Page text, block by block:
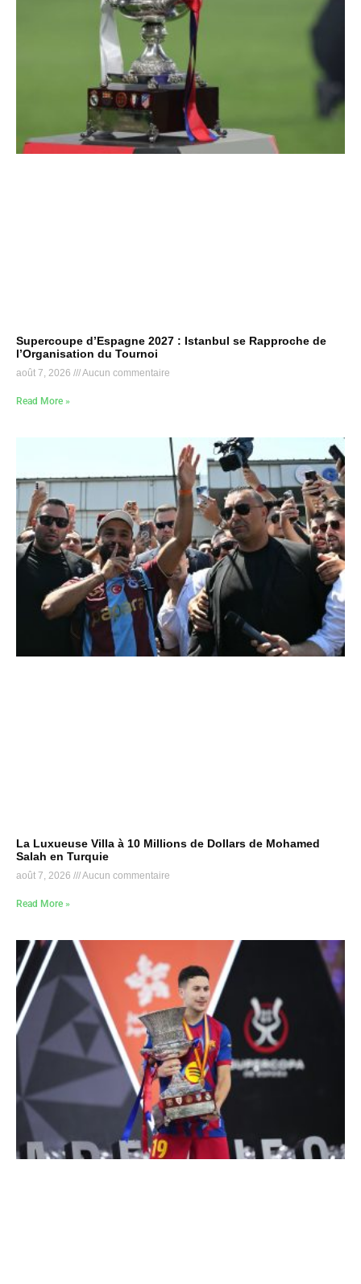
Supercoupe d’Espagne 2027 : Istanbul se Rapproche de
l’Organisation du Tournoi
août 7, 2026 Aucun commentaire
Read More »
La Luxueuse Villa à 10 Millions de Dollars de Mohamed
Salah en Turquie
août 7, 2026 Aucun commentaire
Read More »